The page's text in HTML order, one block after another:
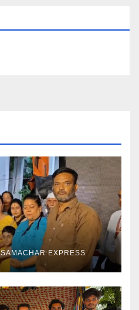
SAMACHAR EXPRESS